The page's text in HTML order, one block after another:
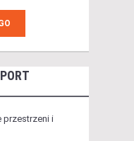
przestrzeni i